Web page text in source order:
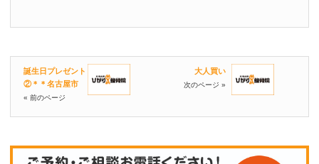
誕生日プレゼント
②＊＊名古屋市
« 前のページ
大人買い
次のページ »